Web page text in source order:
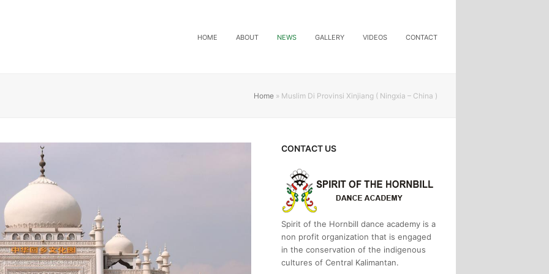
HOME ABOUT NEWS GALLERY VIDEOS CONTACT
Home » Muslim Di Provinsi Xinjiang ( Ningxia – China )
CONTACT US
Spirit of the Hornbill dance academy is a
non profit organization that is engaged
in the conservation of the indigenous
cultures of Central Kalimantan.